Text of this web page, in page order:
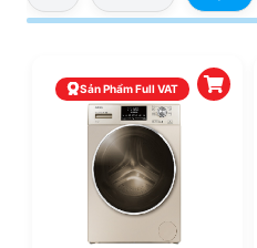
Sản Phẩm Full VAT